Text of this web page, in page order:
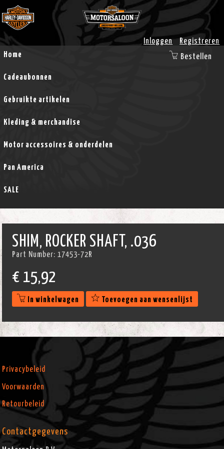
Inloggen
Registreren
Home
Cadeaubonnen
Gebruikte artikelen
Kleding & merchandise
Motor accessoires & onderdelen
Pan America
SALE
Bestellen
SHIM, ROCKER SHAFT, .036
Part Number: 17453-72R
€ 15,92
In winkelwagen Toevoegen aan wensenlijst
Privacybeleid
Voorwaarden
Retourbeleid
Contactgegevens